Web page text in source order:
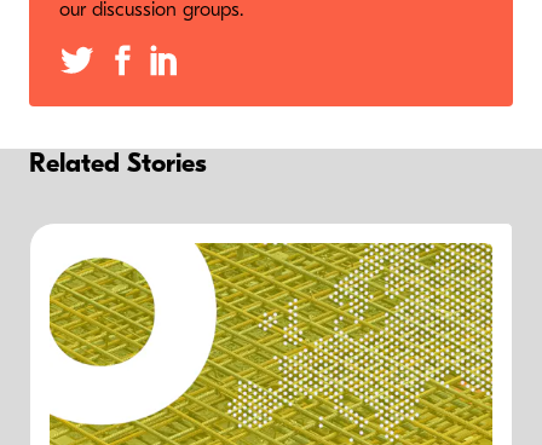
our discussion groups.
Related Stories